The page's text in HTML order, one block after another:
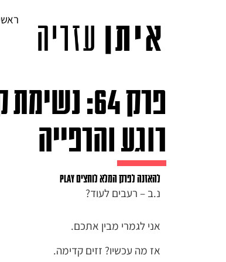
פרק 64:
רוגע והרפייה
להאזנה לפרק המלא לוחצים PLAY
נ.ב – רעבים לעוד?
אני לגמרי מבין אתכם.
אז מה עכשיו? זזים קדימה.